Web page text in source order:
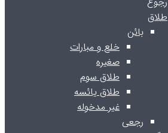
طلاق
بائن
خلع و مبارات
صغیره
طلاق سوم
طلاق یائسه
غیر مدخوله
رجعی